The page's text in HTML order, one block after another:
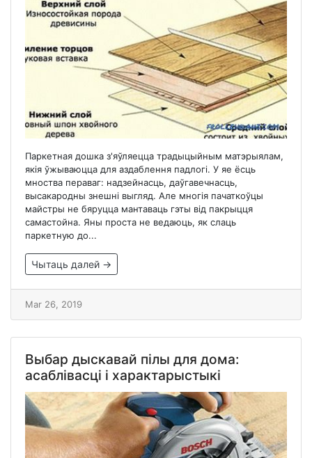
Паркетная дошка з'яўляецца традыцыйным матэрыялам,
якія ўжываюцца для аздаблення падлогі. У яе ёсць
мноства пераваг: надзейнасць, даўгавечнасць,
высакародны знешні выгляд. Але многія пачаткоўцы
майстры не бяруцца мантаваць гэты від пакрыцця
самастойна. Яны проста не ведаюць, як слаць
паркетную до...
Чытаць далей →
Mar 26, 2019
Выбар дыскавай пілы для дома:
асаблівасці і характарыстыкі